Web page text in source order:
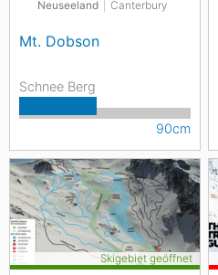
Neuseeland Canterbury
Mt. Dobson
Schnee Berg
90cm
Skigebiet geöffnet